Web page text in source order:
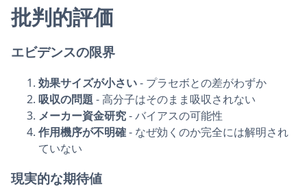
批判的評価
エビデンスの限界
効果サイズが小さい- プラセボとの差がわずか
吸収の問題 - 高分子はそのまま吸収されない
メーカー資金研究- バイアスの可能性
作用機序が不明確- なぜ効くのか完全には解明され
ていない
現実的な期待値